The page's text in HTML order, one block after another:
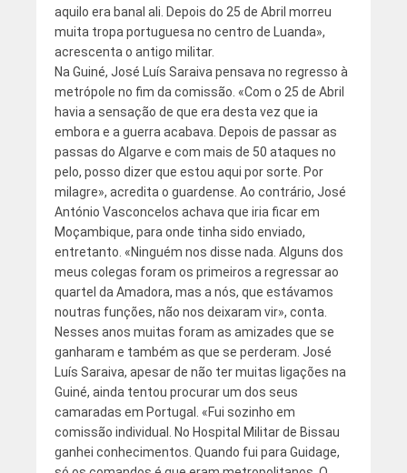
aquilo era banal ali. Depois do 25 de Abril morreu
muita tropa portuguesa no centro de Luanda»,
acrescenta o antigo militar.
Na Guiné, José Luís Saraiva pensava no regresso à
metrópole no fim da comissão. «Com o 25 de Abril
havia a sensação de que era desta vez que ia
embora e a guerra acabava. Depois de passar as
passas do Algarve e com mais de 50 ataques no
pelo, posso dizer que estou aqui por sorte. Por
milagre», acredita o guardense. Ao contrário, José
António Vasconcelos achava que iria ficar em
Moçambique, para onde tinha sido enviado,
entretanto. «Ninguém nos disse nada. Alguns dos
meus colegas foram os primeiros a regressar ao
quartel da Amadora, mas a nós, que estávamos
noutras funções, não nos deixaram vir», conta.
Nesses anos muitas foram as amizades que se
ganharam e também as que se perderam. José
Luís Saraiva, apesar de não ter muitas ligações na
Guiné, ainda tentou procurar um dos seus
camaradas em Portugal. «Fui sozinho em
comissão individual. No Hospital Militar de Bissau
ganhei conhecimentos. Quando fui para Guidage,